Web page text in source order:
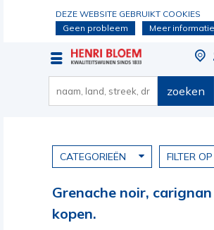
DEZE WEBSITE GEBRUIKT COOKIES
Geen probleem
Meer informatie
zoeken
CATEGORIEËN FILTER OP
Grenache noir,
kopen.